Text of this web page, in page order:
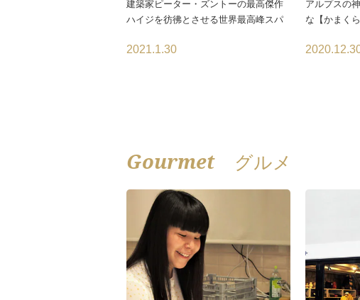
建築家ピーター・ズントーの最高傑作
ハイジを彷彿とさせる世界最高峰スパ
2021.1.30
アルプスの
な【かまく
Gourmet グルメ